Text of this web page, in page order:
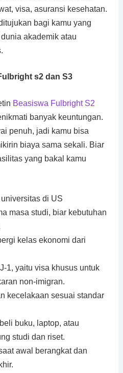
visa, asuransi kesehatan.
bagi kamu yang
akademik atau
s2 dan S3
Beasiswa Fulbright S2
banyak keuntungan.
penuh, jadi kamu bisa
biaya sama sekali. Biar
yang bakal kamu
di US
masa studi, biar kebutuhan
kelas ekonomi dari
1, yaitu visa khusus untuk
non-imigran.
kecelakaan sesuai standar
buku, laptop, atau
studi dan riset.
awal berangkat dan